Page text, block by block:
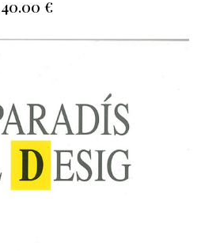
40.00 €